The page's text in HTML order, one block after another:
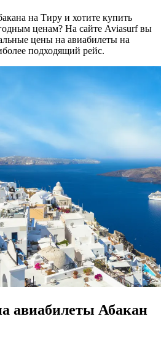
на Тиру и хотите купить
ценам? На сайте Aviasurf вы
цены на авиабилеты на
подходящий рейс.
авиабилеты Абакан